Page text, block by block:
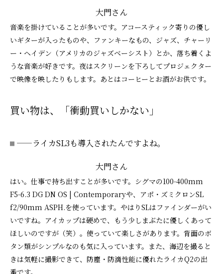
大門さん
音楽を掛けていることが多いです。アコースティック寄りの優し
いギターが入ったものや、ファンキーなもの、ジャズ、チャーリ
ー・ヘイデン（アメリカのジャズベーシスト）とか、落ち着くよ
うな音楽が好きです。夜はスクリーンを下ろしてプロジェクター
で映像を映したりもします。あとはコーヒーとお酒がお供です。
買い物は、「衝動買いしかない」
——ライカSL3も導入されたんですよね。
大門さん
はい。仕事で持ち出すことが多いです。シグマの100-400mm
F5-6.3 DG DN OS | Contemporaryや、アポ・ズミクロンSL
f2/90mm ASPH.を使っています。やはりSLはファインダーがい
いですね。アイカップは硬めで、もう少しまぶたに優しくあって
ほしいのですが（笑）。使っていて楽しさがあります。背面のボ
タン類がシンプルなのも気に入っています。また、海辺を撮ると
きは気軽に撮影できて、防塵・防滴性能に優れたライカQ2の出
番です。